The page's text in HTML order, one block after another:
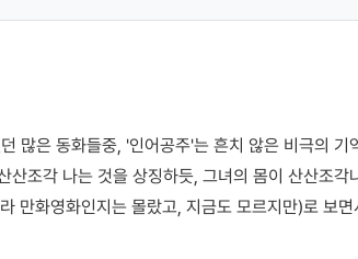
많은 동화들중, '인어공주'는 흔치 않은 비극의 기
산조각 나는 것을 상징하듯, 그녀의 몸이 산산조각
만화영화인지는 몰랐고, 지금도 모르지만)로 보